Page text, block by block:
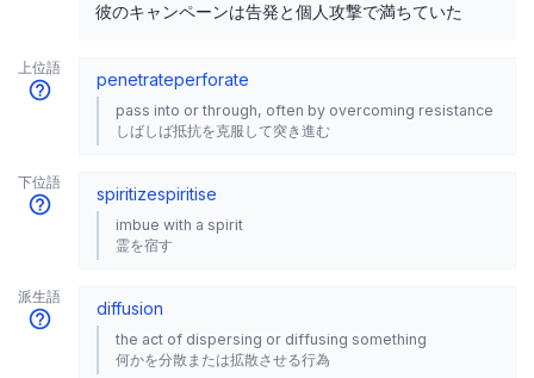
彼のキャンペーンは告発と個人攻撃で満ちていた
上位語
penetrateperforate
pass into or through, often by overcoming resistance
しばしば抵抗を克服して突き進む
下位語
spiritizespiritise
imbue with a spirit
霊を宿す
派生語
diffusion
the act of dispersing or diffusing something
何かを分散または拡散させる行為